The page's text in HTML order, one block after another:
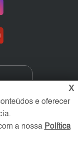
X
e oferecer
a nossa Política